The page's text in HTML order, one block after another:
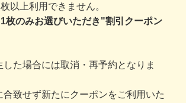
以上利用できません。
枚のみお選びいただき"割引クーポン
た場合には取消・再予約となりま
致せず新たにクーポンをご利用いた